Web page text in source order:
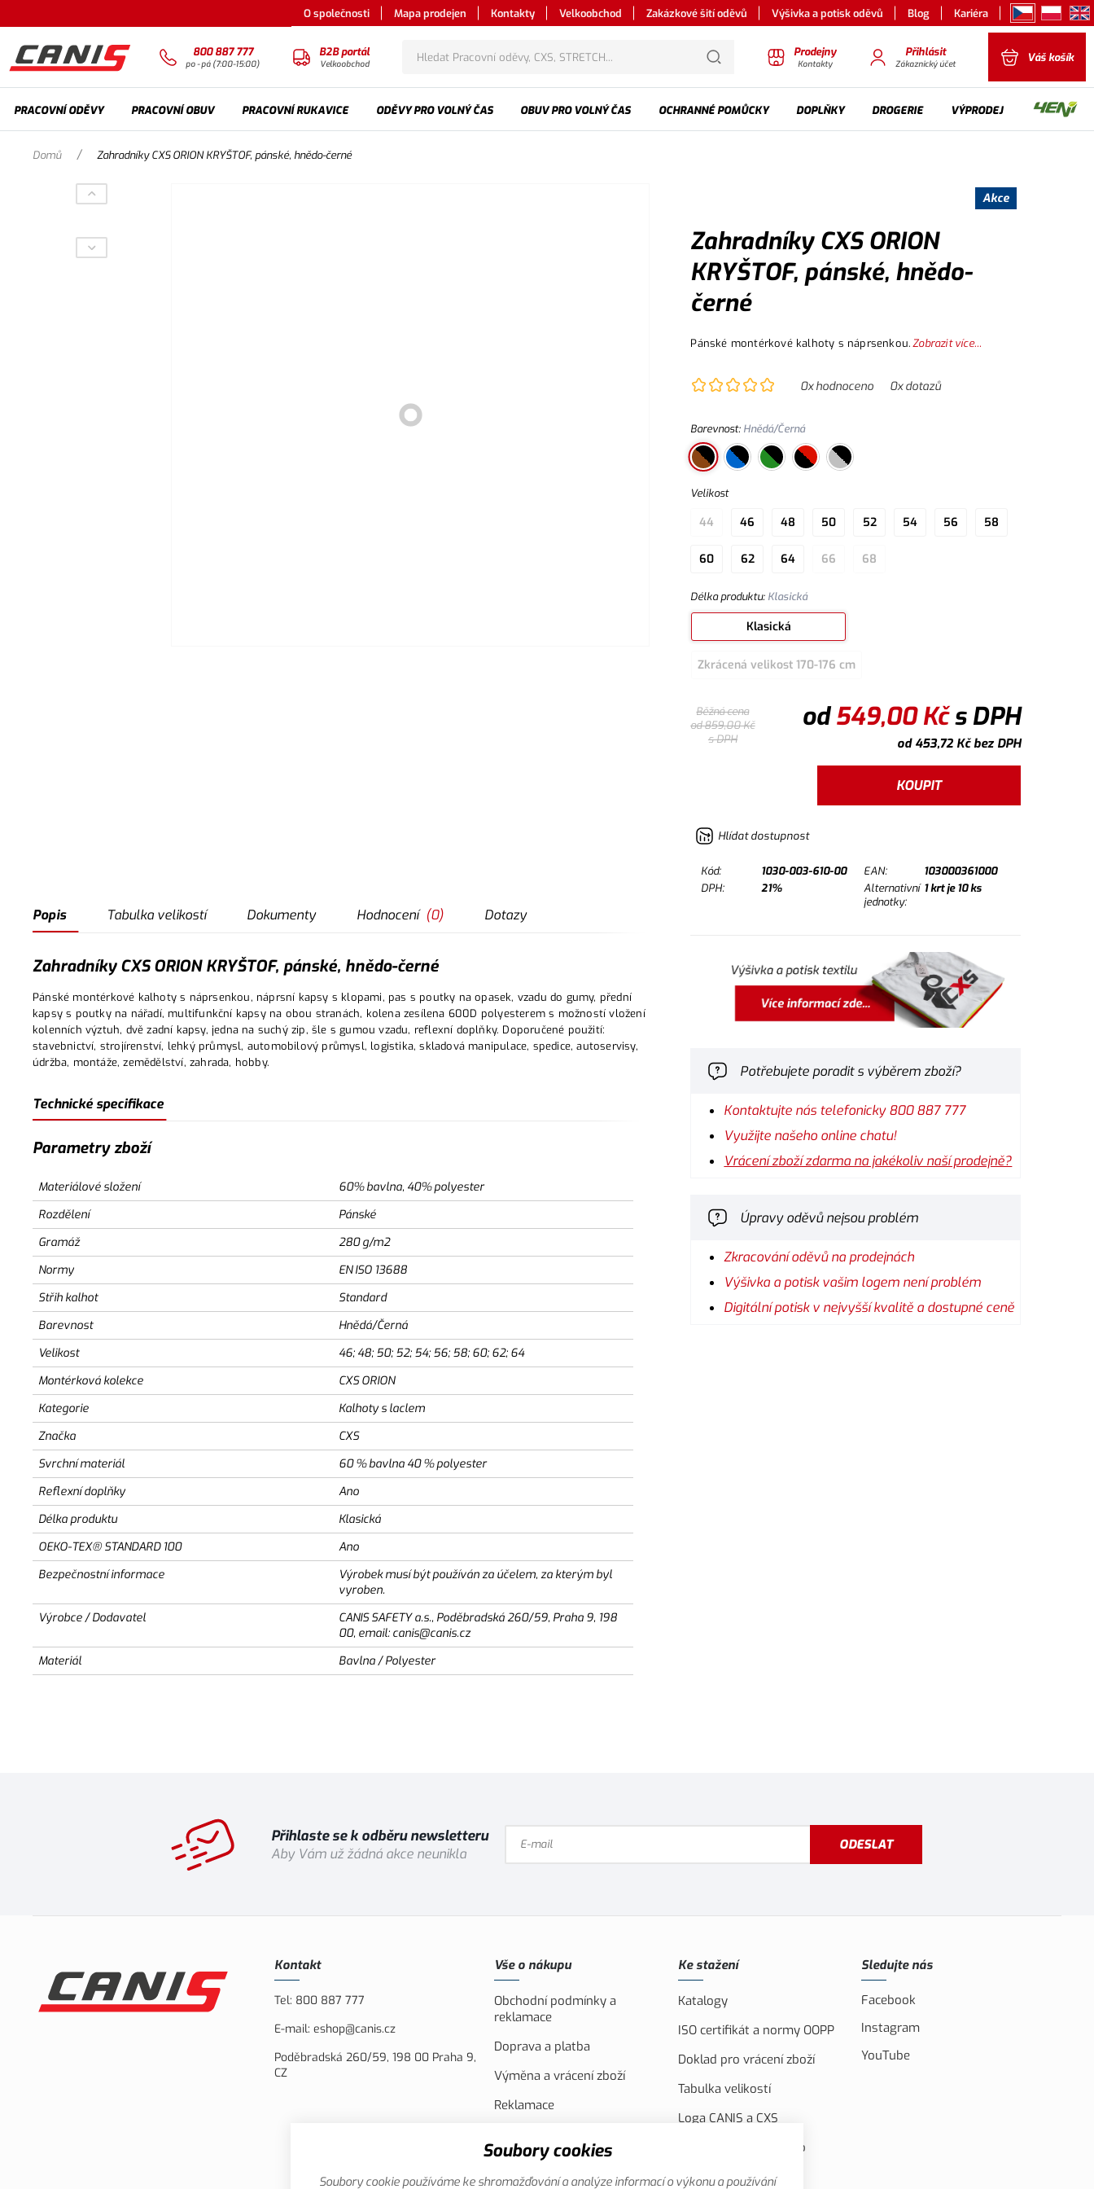
O společnosti Mapa prodejen Kontakty Velkoobchod Zakázkové šití oděvů Výšivka a potisk oděvů Blog Kariéra
800 887 777
po - pá (7:00-15:00)
B2B portál
Velkoobchod
Prodejny
Kontakty
Přihlásit
Zákaznický účet Váš košík
PRACOVNÍ ODĚVY PRACOVNÍ OBUV PRACOVNÍ RUKAVICE ODĚVY PRO VOLNÝ ČAS OBUV PRO VOLNÝ ČAS OCHRANNÉ POMŮCKY DOPLŇKY DROGERIE VÝPRODEJ
Domů / Zahradníky CXS ORION KRYŠTOF, pánské, hnědo-černé
Akce
Zahradníky CXS ORION
KRYŠTOF, pánské, hnědo-
černé
Pánské montérkové kalhoty s náprsenkou.Zobrazit více...
0x hodnoceno 0x dotazů
Barevnost: Hnědá/Černá
Velikost
44 46 48 50 52 54 56 58
60 62 64 66 68
Délka produktu: Klasická
Klasická
Zkrácená velikost 170-176 cm
Běžná cena
od859,00Kč
s DPH
od549,00Kčs DPH
od 453,72 Kčbez DPH
KOUPIT
Hlídat dostupnost
Kód: 1030-003-610-00 EAN:
103000361000
DPH:
21%
Alternativní
jednotky:
1krt je10ks
Popis Tabulka velikostí Dokumenty Hodnocení (0) Dotazy
Zahradníky CXS ORION KRYŠTOF, pánské, hnědo-černé
Pánské montérkové kalhoty s náprsenkou, náprsní kapsy s klopami, pas s poutky na opasek, vzadu do gumy, přední
kapsy s poutky na nářadí, multifunkční kapsy na obou stranách, kolena zesílena 600D polyesterem s možností vložení
kolenních výztuh, dvě zadní kapsy, jedna na suchý zip, šle s gumou vzadu, reflexní doplňky. Doporučené použití:
stavebnictví, strojírenství, lehký průmysl, automobilový průmysl, logistika, skladová manipulace, spedice, autoservisy,
údržba, montáže, zemědělství, zahrada, hobby.
Technické specifikace
Parametry zboží
Materiálové složení
60% bavlna, 40% polyester
Rozdělení
Pánské
Gramáž
280 g/m2
Normy
EN ISO 13688
Střih kalhot
Standard
Barevnost
Hnědá/Černá
Velikost
46; 48; 50; 52; 54; 56; 58; 60; 62; 64
Montérková kolekce
CXS ORION
Kategorie
Kalhoty s laclem
Značka
CXS
Svrchní materiál
60 % bavlna 40 % polyester
Reflexní doplňky
Ano
Délka produktu
Klasická
OEKO-TEX® STANDARD 100
Ano
Bezpečnostní informace
Výrobek musí být používán za účelem, za kterým byl
vyroben.
Výrobce / Dodavatel
CANIS SAFETY a.s., Poděbradská 260/59, Praha 9, 198
00, email: canis@canis.cz
Materiál
Bavlna / Polyester
Potřebujete poradit s výběrem zboží?
Kontaktujte nás telefonicky 800 887 777
Využijte našeho online chatu!
Vrácení zboží zdarma na jakékoliv naší prodejně?
Úpravy oděvů nejsou problém
Zkracování oděvů na prodejnách
Výšivka a potisk vašim logem není problém
Digitální potisk v nejvyšší kvalitě a dostupné ceně
Přihlaste se k odběru newsletteru
Aby Vám už žádná akce neunikla
ODESLAT
Kontakt
Tel: 800 887 777
E-mail: eshop@canis.cz
Poděbradská 260/59, 198 00 Praha 9,
CZ
Vše o nákupu
Obchodní podmínky a
reklamace
Doprava a platba
Výměna a vrácení zboží
Reklamace
Akční leták
Ke stažení
Katalogy
ISO certifikát a normy OOPP
Doklad pro vrácení zboží
Tabulka velikostí
Loga CANIS a CXS
FVE Spolufinancováno
Sledujte nás
Facebook
Instagram
YouTube
Soubory cookies
Soubory cookie používáme ke shromažďování a analýze informací o výkonu a používání